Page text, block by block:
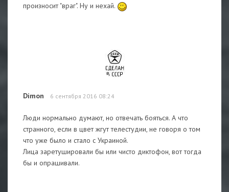
произносит "враг". Ну и нехай.
Dimon 6 сентября 2016 08:24
Люди нормально думают, но отвечать бояться. А что
странного, если в цвет жгут телестудии, не говоря о том
что уже было и стало с Украиной.
Лица заретушировали бы или чисто диктофон, вот тогда
бы и опрашивали.